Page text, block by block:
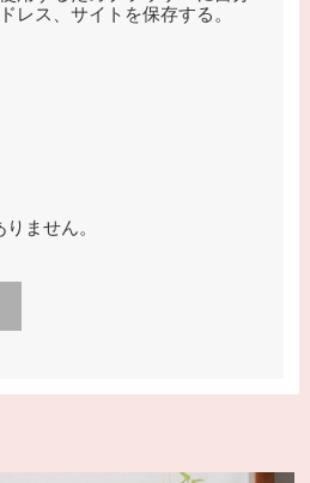
レス、サイトを保存する。
ません。